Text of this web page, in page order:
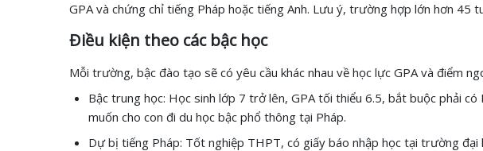
GPA và chứng chỉ tiếng Pháp hoặc tiếng Anh. Lưu ý, trường hợp lớn hơn 45
Điều kiện theo các bậc học
Mỗi trường, bậc đào tạo sẽ có yêu cầu khác nhau về học lực GPA và điểm
Bậc trung học: Học sinh lớp 7 trở lên, GPA tối thiểu 6.5, bắt buộc phải
muốn cho con đi du học bậc phổ thông tại Pháp.
Dự bị tiếng Pháp: Tốt nghiệp THPT, có giấy báo nhập học tại trường đại